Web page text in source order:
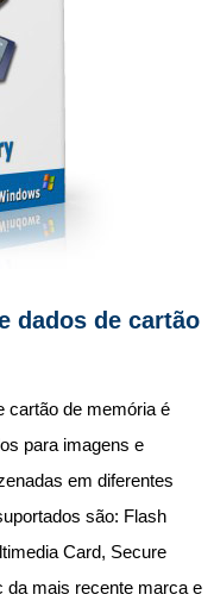
dados de cartão
cartão de memória é
para imagens e
em diferentes
são: Flash
Card, Secure
da mais recente marca e